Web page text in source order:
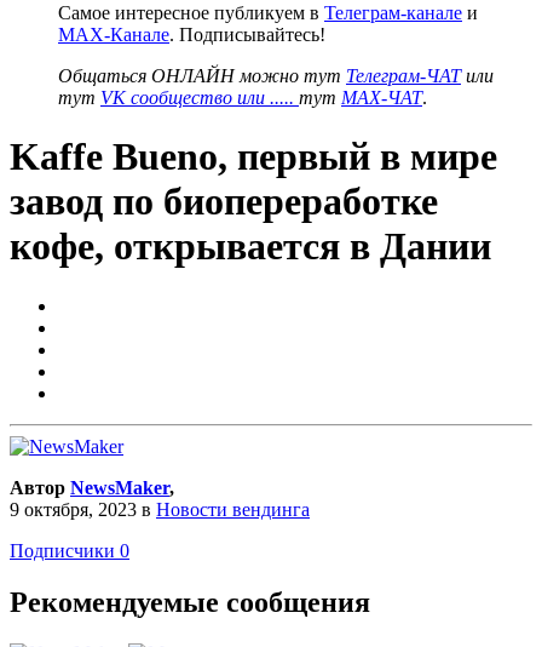
Самое интересное публикуем в Телеграм-канале и
MAX-Канале. Подписывайтесь!
Общаться ОНЛАЙН можно тут Телеграм-ЧАТили
тут VK сообщество или ..... тут MAX-ЧАТ.
Kaffe Bueno, первый в мире
завод по биопереработке
кофе, открывается в Дании
Автор NewsMaker,
9 октября, 2023 в Новости вендинга
Подписчики 0
Рекомендуемые сообщения